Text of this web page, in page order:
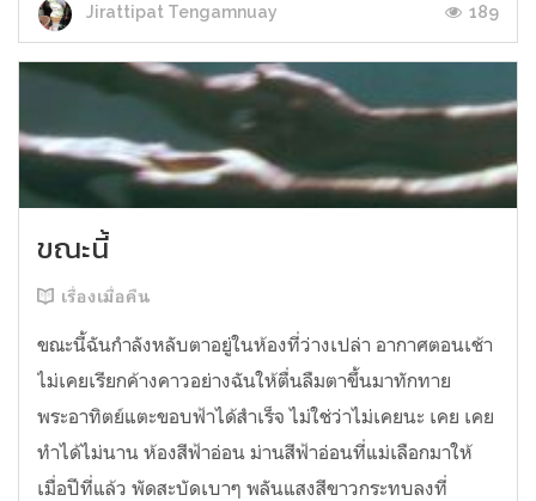
Jirattipat Tengamnuay 189
ขณะนี้
เรื่องเมื่อคืน
ขณะนี้ฉันกำลังหลับตาอยู่ในห้องที่ว่างเปล่า อากาศตอนเช้า
ไม่เคยเรียกค้างคาวอย่างฉันให้ตื่นลืมตาขึ้นมาทักทาย
พระอาทิตย์แตะขอบฟ้าได้สำเร็จ ไม่ใช่ว่าไม่เคยนะ เคย เคย
ทำได้ไม่นาน ห้องสีฟ้าอ่อน ม่านสีฟ้าอ่อนที่แม่เลือกมาให้
เมื่อปีที่แล้ว พัดสะบัดเบาๆ พลันแสงสีขาวกระทบลงที่